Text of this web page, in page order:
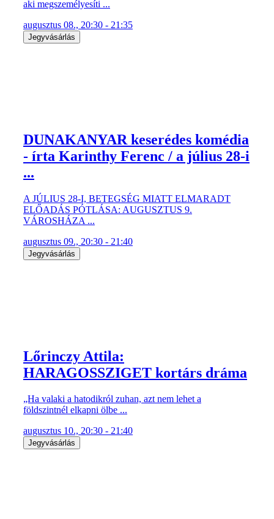
aki megszemélyesíti ...
augusztus 08., 20:30 - 21:35
Jegyvásárlás
DUNAKANYAR keserédes komédia
- írta Karinthy Ferenc / a július 28-i
...
A JÚLIUS 28-I, BETEGSÉG MIATT ELMARADT
ELŐADÁS PÓTLÁSA: AUGUSZTUS 9.
VÁROSHÁZA ...
augusztus 09., 20:30 - 21:40
Jegyvásárlás
Lőrinczy Attila:
HARAGOSSZIGET kortárs dráma
„Ha valaki a hatodikról zuhan, azt nem lehet a
földszintnél elkapni ölbe ...
augusztus 10., 20:30 - 21:40
Jegyvásárlás